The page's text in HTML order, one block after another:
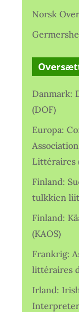
Norsk
Danmark:
(DOF)
Europa:
Littéraires
Finland:
tulkkien
Finland:
(KAOS)
Frankrig:
littéraires
Irland: